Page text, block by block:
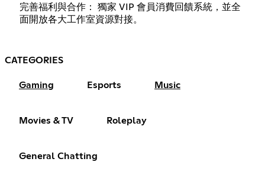
完善福利與合作： 獨家 VIP 會員消費回饋系統，並全
面開放各大工作室資源對接。
CATEGORIES
Gaming Esports Music
Movies & TV Roleplay
General Chatting